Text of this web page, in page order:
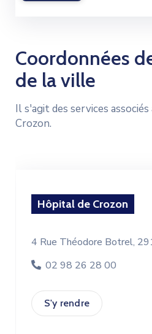
Coordonnées
de la ville
Il s'agit des services
Crozon.
Hôpital de Crozon
4 Rue Théodore Botrel,
02 98 26 28 00
S'y rendre